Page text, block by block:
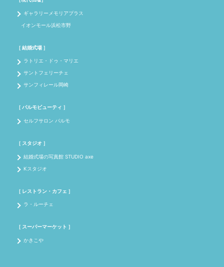
ギャラリーメモリアプラス
イオンモール浜松市野
［ 結婚式場 ］
ラトリエ・ドゥ・マリエ
サントフェリーチェ
サンフィレール岡崎
［ パルモビューティ ］
セルフサロン パルモ
［ スタジオ ］
結婚式場の写真館 STUDIO axe
Kスタジオ
［ レストラン・カフェ ］
ラ・ルーチェ
［ スーパーマーケット ］
かきこや